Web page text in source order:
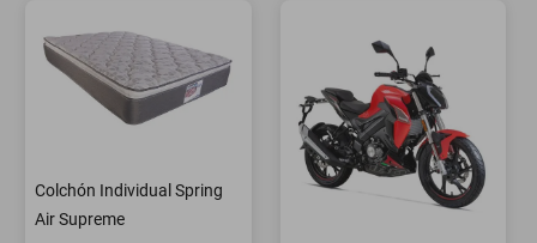
Colchón Individual Spring
Air Supreme